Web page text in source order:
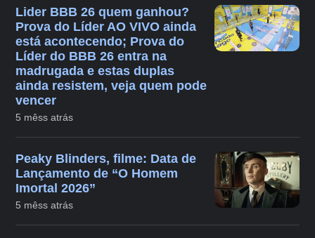
Lider BBB 26 quem ganhou?
Prova do Líder AO VIVO ainda
está acontecendo; Prova do
Líder do BBB 26 entra na
madrugada e estas duplas
ainda resistem, veja quem pode
vencer
5 mêss atrás
Peaky Blinders, filme: Data de
Lançamento de “O Homem
Imortal 2026”
5 mêss atrás